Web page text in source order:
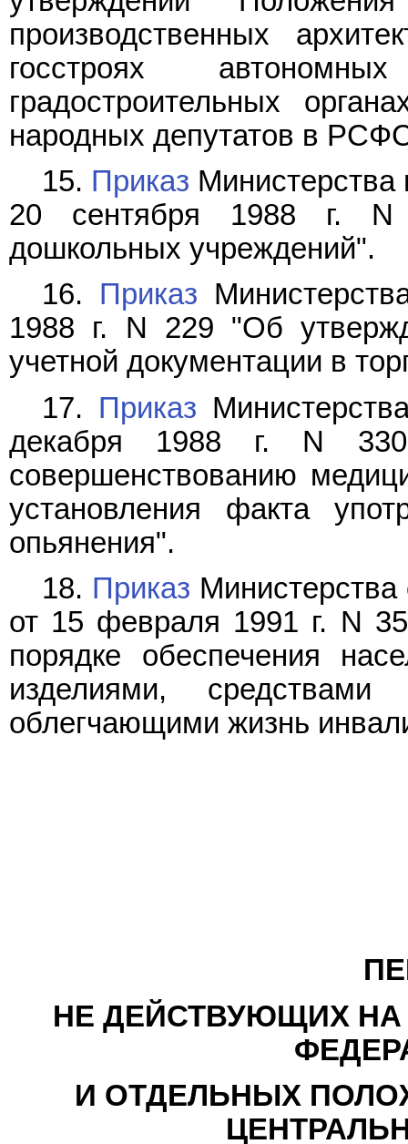
производственных
госстроях
градостроительных
народных депутатов в
15. Приказ
20 сентября 1988 г. N
дошкольных учреждений".
16. Приказ
1988 г. N 229 "Об
учетной документации в
17. Приказ
декабря 1988 г. N
совершенствованию
установления факта
опьянения".
18. Приказ
от 15 февраля 1991 г. N
порядке обеспечения
изделиями,
облегчающими жизнь
НЕ ДЕЙСТВУЮЩИХ
И ОТДЕЛЬНЫХ